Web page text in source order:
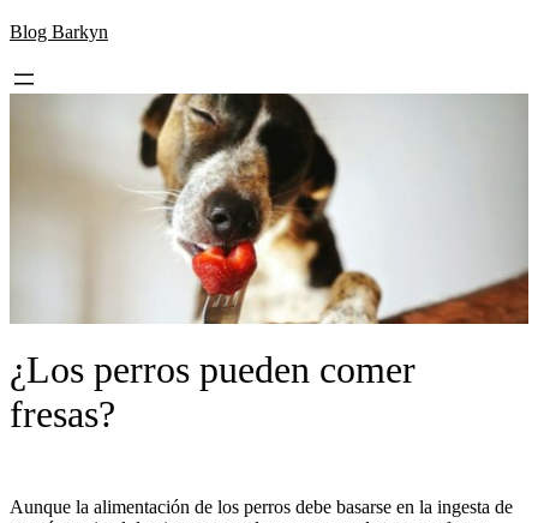
Skip
content
Blog Barkyn
¿Los perros pueden comer
fresas?
Aunque la alimentación de los perros debe basarse en la ingesta de